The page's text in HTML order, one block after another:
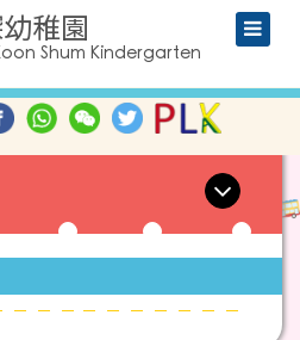
稚園
Shum Kindergarten